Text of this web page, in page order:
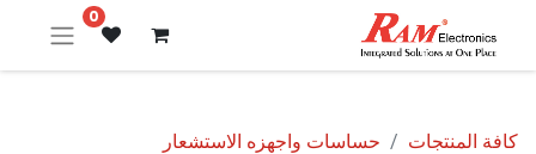
0
كافة المنتجات
حساسات واجهزه الاستشعار